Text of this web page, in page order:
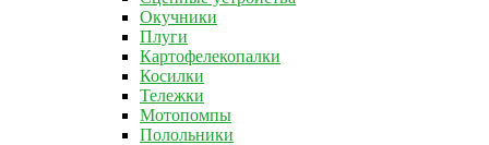
Окучники
Плуги
Картофелекопалки
Косилки
Тележки
Мотопомпы
Полольники